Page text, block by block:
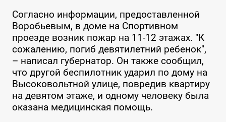
Согласно информации, предоставленной
Воробьевым, в доме на Спортивном
проезде возник пожар на 11-12 этажах. "К
сожалению, погиб девятилетний ребенок",
– написал губернатор. Он также сообщил,
что другой беспилотник ударил по дому на
Высоковольтной улице, повредив квартиру
на девятом этаже, и одному человеку была
оказана медицинская помощь.